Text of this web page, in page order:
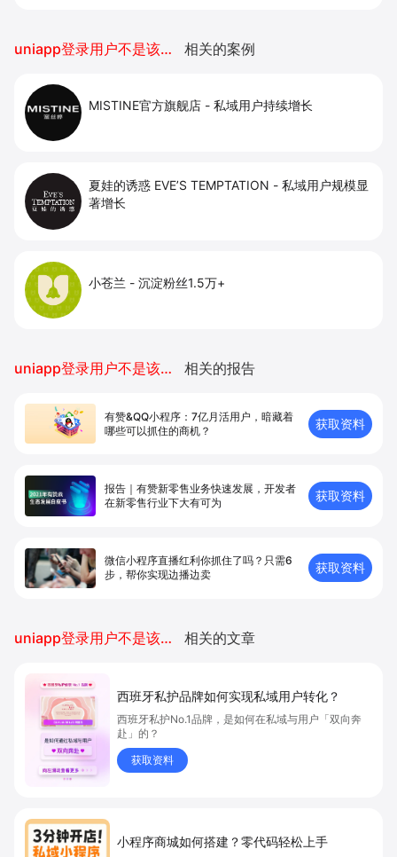
uniapp登录用户不是该小程序的开发者 相关的案例
MISTINE官方旗舰店 - 私域用户持续增长
夏娃的诱惑 EVE’S TEMPTATION - 私域用户规模显
著增长
小苍兰 - 沉淀粉丝1.5万+
uniapp登录用户不是该小程序的开发者 相关的报告
有赞&QQ小程序：7亿月活用户，暗藏着
哪些可以抓住的商机？
获取资料
报告｜有赞新零售业务快速发展，开发者
在新零售⾏业下⼤有可为
获取资料
微信小程序直播红利你抓住了吗？只需6
步，帮你实现边播边卖
获取资料
uniapp登录用户不是该小程序的开发者 相关的文章
西班牙私护品牌如何实现私域用户转化？
西班牙私护No.1品牌，是如何在私域与用户「双向奔
赴」的？
获取资料
小程序商城如何搭建？零代码轻松上手